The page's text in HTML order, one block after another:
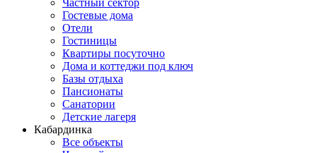
Частный сектор
Гостевые дома
Отели
Гостиницы
Квартиры посуточно
Дома и коттеджи под ключ
Базы отдыха
Пансионаты
Санатории
Детские лагеря
Кабардинка
Все объекты